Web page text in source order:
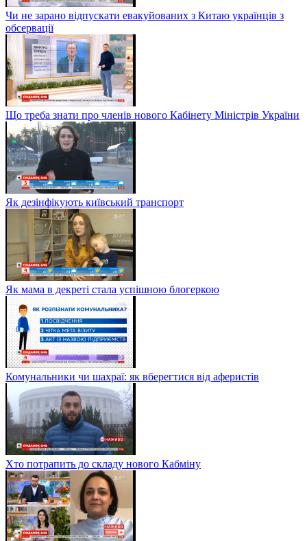
Чи не зарано відпускати евакуйованих з Китаю українців з
обсервації
Що треба знати про членів нового Кабінету Міністрів України
Як дезінфікують київський транспорт
Як мама в декреті стала успішною блогеркою
Комунальники чи шахраї: як вберегтися від аферистів
Хто потрапить до складу нового Кабміну